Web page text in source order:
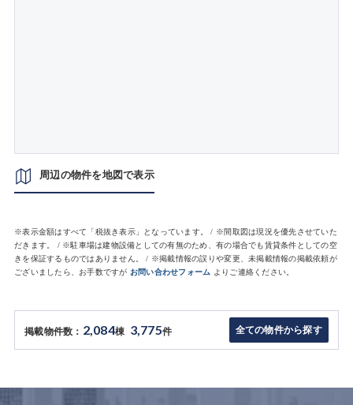
周辺の物件を地図で表示
※表示金額はすべて「税抜き表示」となっています。 / ※間取図は現況を優先させていた
だきます。 / ※駐車場は建物設備としての有無のため、有の場合でも賃貸条件としての空
きを保証するものではありません。 / ※掲載情報の誤りや変更、未掲載情報の掲載依頼が
ございましたら、お手数ですが お問い合わせフォーム よりご連絡ください。
掲載物件数： 2,084棟 3,775件 全ての物件から探す